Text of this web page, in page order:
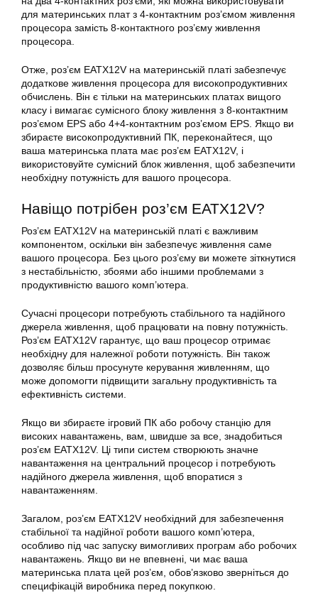
для материнських плат з 4-контактним роз’ємом живлення
процесора замість 8-контактного роз’єму живлення
процесора.
Отже, роз’єм EATX12V на материнській платі забезпечує
додаткове живлення процесора для високопродуктивних
обчислень. Він є тільки на материнських платах вищого
класу і вимагає сумісного блоку живлення з 8-контактним
роз’ємом EPS або 4+4-контактним роз’ємом EPS. Якщо ви
збираєте високопродуктивний ПК, переконайтеся, що
ваша материнська плата має роз’єм EATX12V, і
використовуйте сумісний блок живлення, щоб забезпечити
необхідну потужність для вашого процесора.
Навіщо потрібен роз’єм EATX12V?
Роз’єм EATX12Vна материнській платі є важливим
компонентом, оскільки він забезпечує живлення саме
вашого процесора. Без цього роз’єму ви можете зіткнутися
з нестабільністю, збоями або іншими проблемами з
продуктивністю вашого комп’ютера.
Сучасні процесори потребують стабільного та надійного
джерела живлення, щоб працювати на повну потужність.
Роз’єм EATX12V гарантує, що ваш процесор отримає
необхідну для належної роботи потужність. Він також
дозволяє більш просунуте керування живленням, що
може допомогти підвищити загальну продуктивність та
ефективність системи.
Якщо ви збираєте ігровий ПК або робочу станцію для
високих навантажень, вам, швидше за все, знадобиться
роз’єм EATX12V. Ці типи систем створюють значне
навантаження на центральний процесор і потребують
надійного джерела живлення, щоб впоратися з
навантаженням.
Загалом, роз’єм EATX12V необхідний для забезпечення
стабільної та надійної роботи вашого комп’ютера,
особливо під час запуску вимогливих програм або робочих
навантажень. Якщо ви не впевнені, чи має ваша
материнська плата цей роз’єм, обов’язково зверніться до
специфікацій виробника перед покупкою.